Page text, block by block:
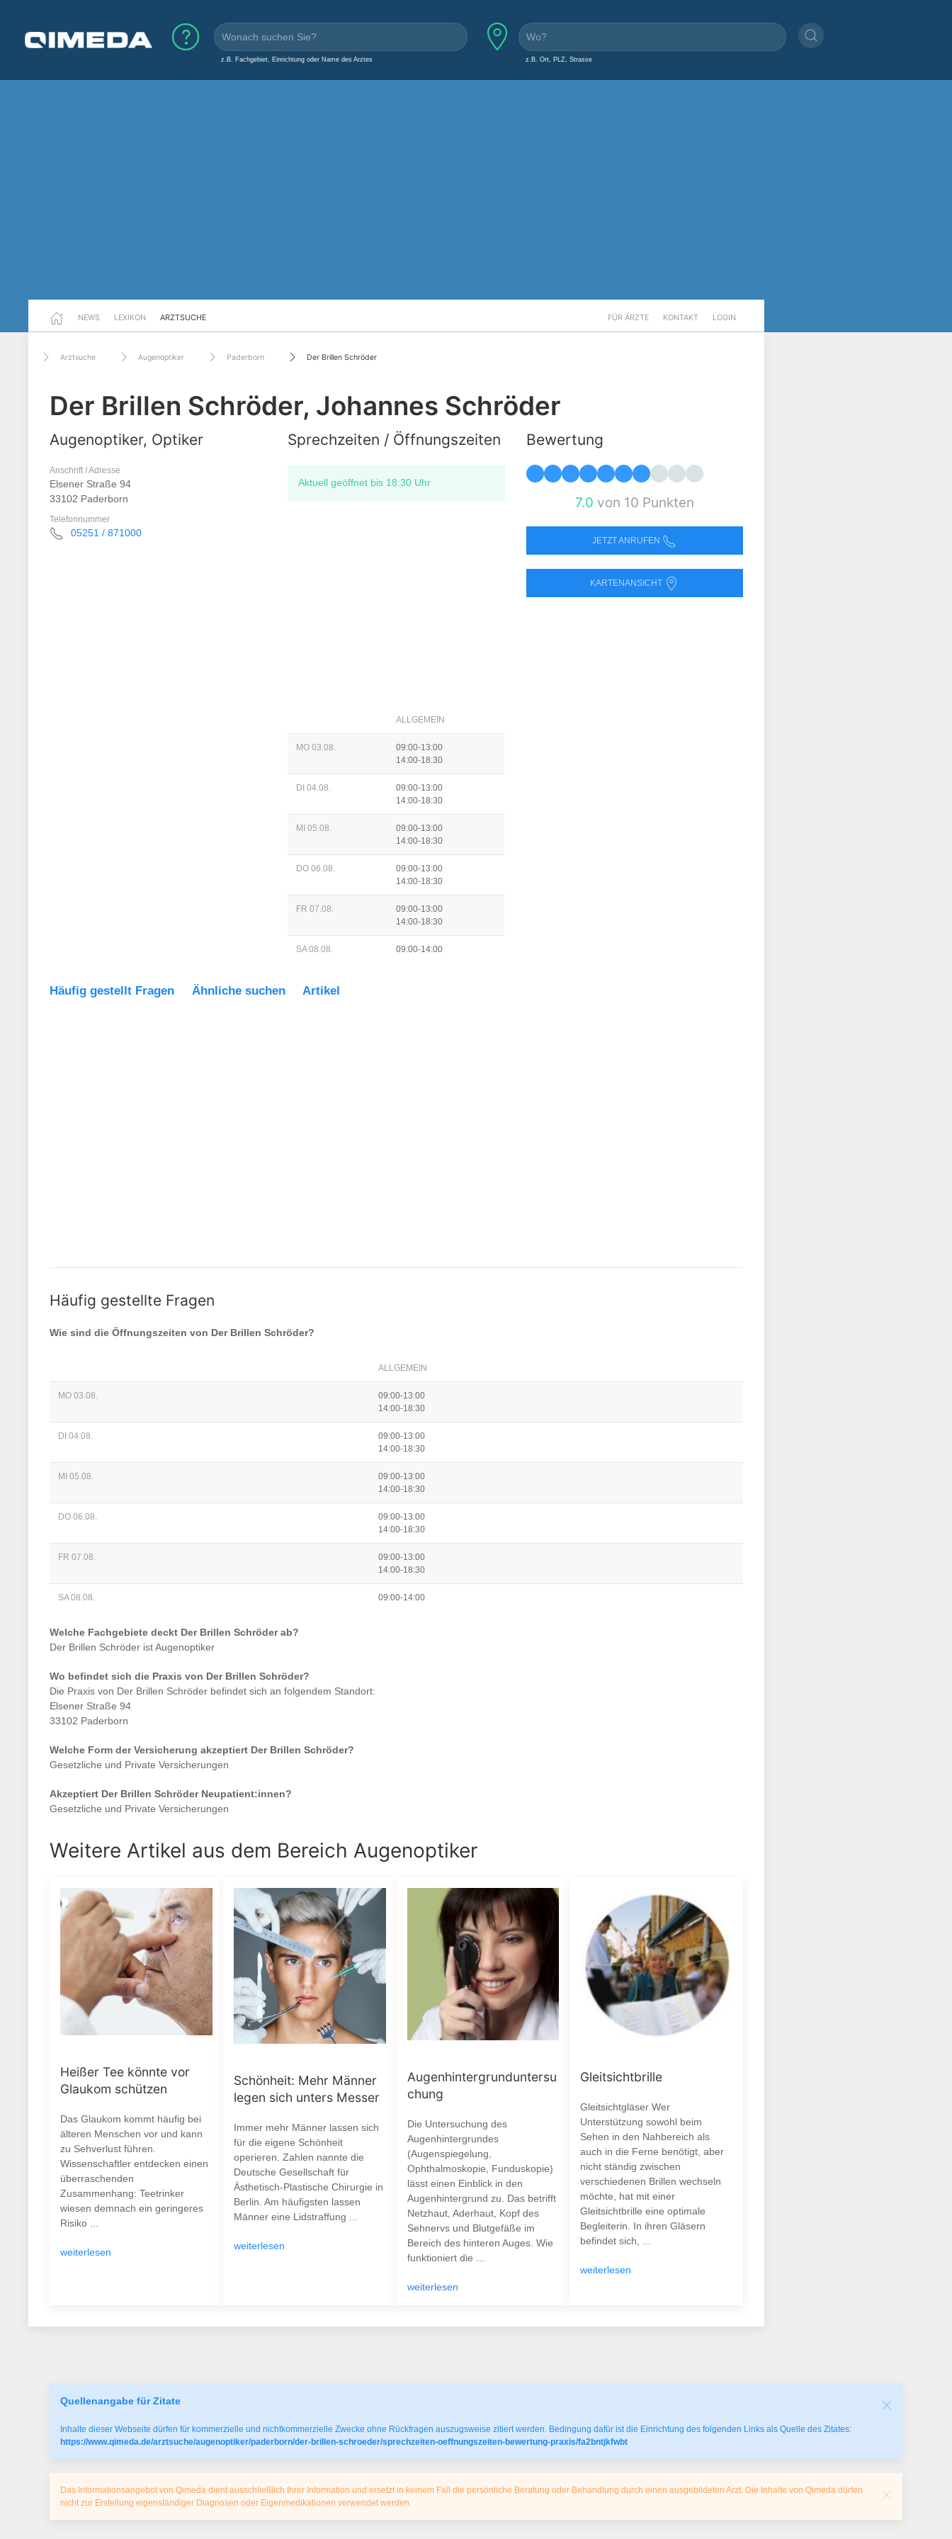
z.B. Fachgebiet, Einrichtung oder Name des Arztes z.B. Ort, PLZ, Strasse
NEWS LEXIKON ARZTSUCHE FÜR ÄRZTE KONTAKT LOGIN
Arztsuche Augenoptiker Paderborn Der Brillen Schröder
Der Brillen Schröder, Johannes Schröder
Augenoptiker, Optiker
Anschrift / Adresse
Elsener Straße 94
33102 Paderborn
Telefonnummer
05251 / 871000
Sprechzeiten / Öffnungszeiten
Aktuell geöffnet bis 18:30 Uhr
ALLGEMEIN
MO 03.08.
09:00-13:00
14:00-18:30
DI 04.08.
09:00-13:00
14:00-18:30
MI 05.08.
09:00-13:00
14:00-18:30
DO 06.08.
09:00-13:00
14:00-18:30
FR 07.08.
09:00-13:00
14:00-18:30
SA 08.08. 09:00-14:00
Bewertung
7.0 von 10 Punkten
JETZT ANRUFEN
KARTENANSICHT
Häufig gestellt Fragen Ähnliche suchen Artikel
Häufig gestellte Fragen
Wie sind die Öffnungszeiten von Der Brillen Schröder?
ALLGEMEIN
MO 03.08.
09:00-13:00
14:00-18:30
DI 04.08.
09:00-13:00
14:00-18:30
MI 05.08.
09:00-13:00
14:00-18:30
DO 06.08.
09:00-13:00
14:00-18:30
FR 07.08.
09:00-13:00
14:00-18:30
SA 08.08. 09:00-14:00
Welche Fachgebiete deckt Der Brillen Schröderab?
Der Brillen Schröder istAugenoptiker
Wo befindet sich die Praxis von Der Brillen Schröder?
Die Praxis von Der Brillen Schröder befindet sich an folgendem Standort:
Elsener Straße 94
33102 Paderborn
Welche Form der Versicherung akzeptiert Der Brillen Schröder?
Gesetzliche und Private Versicherungen
Akzeptiert Der Brillen SchröderNeupatient:innen?
Gesetzliche und Private Versicherungen
Weitere Artikel aus dem Bereich Augenoptiker
Heißer Tee könnte vor
Glaukom schützen
Das Glaukom kommt häufig bei
älteren Menschen vor und kann
zu Sehverlust führen.
Wissenschaftler entdecken einen
überraschenden
Zusammenhang: Teetrinker
wiesen demnach ein geringeres
Risiko ...
weiterlesen
Schönheit: Mehr Männer
legen sich unters Messer
Immer mehr Männer lassen sich
für die eigene Schönheit
operieren. Zahlen nannte die
Deutsche Gesellschaft für
Ästhetisch-Plastische Chirurgie in
Berlin. Am häufigsten lassen
Männer eine Lidstraffung ...
weiterlesen
Augenhintergrunduntersu
chung
Die Untersuchung des
Augenhintergrundes
(Augenspiegelung,
Ophthalmoskopie, Funduskopie)
lässt einen Einblick in den
Augenhintergrund zu. Das betrifft
Netzhaut, Aderhaut, Kopf des
Sehnervs und Blutgefäße im
Bereich des hinteren Auges. Wie
funktioniert die ...
weiterlesen
Gleitsichtbrille
Gleitsichtgläser Wer
Unterstützung sowohl beim
Sehen in den Nahbereich als
auch in die Ferne benötigt, aber
nicht ständig zwischen
verschiedenen Brillen wechseln
möchte, hat mit einer
Gleitsichtbrille eine optimale
Begleiterin. In ihren Gläsern
befindet sich, ...
weiterlesen
Quellenangabe für Zitate
Inhalte dieser Webseite dürfen für kommerzielle und nichtkommerzielle Zwecke ohne Rückfragen auszugsweise zitiert werden. Bedingung dafür ist die Einrichtung des folgenden Links als Quelle des Zitates:
https://www.qimeda.de/arztsuche/augenoptiker/paderborn/der-brillen-schroeder/sprechzeiten-oeffnungszeiten-bewertung-praxis/fa2bntjkfwbt
Das Informationsangebot von Qimeda dient ausschließlich Ihrer Information und ersetzt in keinem Fall die persönliche Beratung oder Behandlung durch einen ausgebildeten Arzt. Die Inhalte von Qimeda dürfen
nicht zur Erstellung eigenständiger Diagnosen oder Eigenmedikationen verwendet werden.